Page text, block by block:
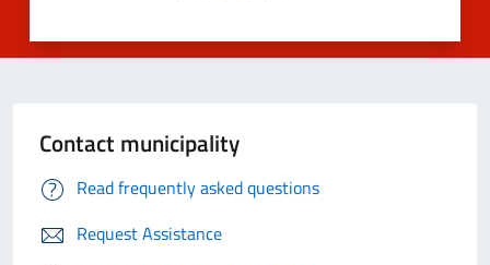
Contact municipality
Read frequently asked questions
Request Assistance